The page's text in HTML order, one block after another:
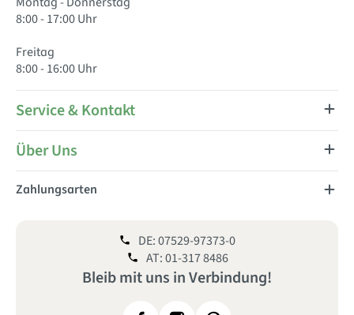
8:00 - 17:00 Uhr
Freitag
8:00 - 16:00 Uhr
Service & Kontakt
Über Uns
Zahlungsarten
Bleib mit uns inVerbindung!
DE: 07529-97373-0
AT: 01-317 8486